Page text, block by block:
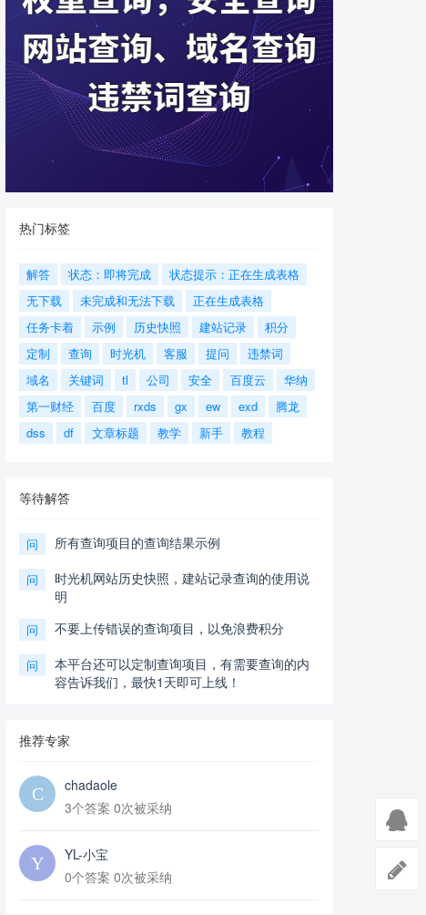
热门标签
解答 状态：即将完成
状态提示：正在生成表格
无下载
未完成和无法下载
正在生成表格
任务卡着
示例 历史快照 建站记录
积分
定制
查询 时光机 客服 提问
违禁词
域名
关键词 tl 公司 安全 百度云
华纳
第一财经
百度 rxds gx ew exd
腾龙
dss
df 文章标题 教学 新手 教程
等待解答
问 所有查询项目的查询结果示例
问
时光机网站历史快照，建站记录查询的使用说
明
问 不要上传错误的查询项目，以免浪费积分
问
本平台还可以定制查询项目，有需要查询的内
容告诉我们，最快1天即可上线！
推荐专家
chadaole
3个答案 0次被采纳
YL-小宝
0个答案 0次被采纳